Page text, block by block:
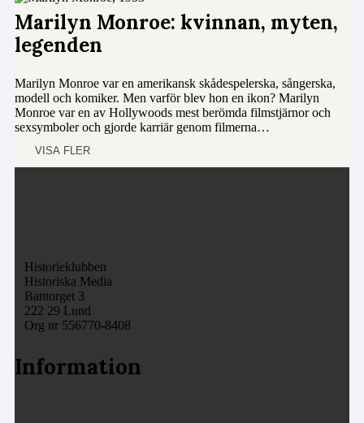
Marilyn Monroe: kvinnan, myten,
legenden
Marilyn Monroe var en amerikansk skådespelerska, sångerska,
modell och komiker. Men varför blev hon en ikon? Marilyn
Monroe var en av Hollywoods mest berömda filmstjärnor och
sexsymboler och gjorde karriär genom filmerna…
VISA FLER
Historieklubben
Historiska Media
Bantorget 3
222 29 Lund
Org nr 556770-8408
Information